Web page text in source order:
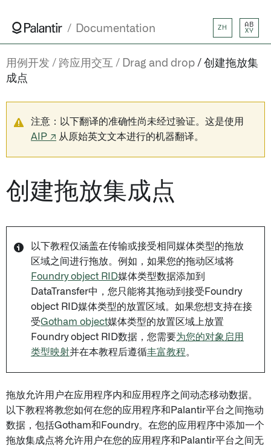
Documentation ZH
AB
XY
用例开发 跨应用交互 Drag and drop
创建拖放集
成点
注意：以下翻译的准确性尚未经过验证。这是使用
AIP ↗ 从原始英文文本进行的机器翻译。
创建拖放集成点
以下教程仅涵盖在传输或接受相同媒体类型的拖放
区域之间进行拖放。例如，如果您的拖动区域将
Foundry object RID媒体类型数据添加到
DataTransfer中，您只能将其拖动到接受Foundry
object RID媒体类型的放置区域。如果您想支持在接
受Gotham object媒体类型的放置区域上放置
Foundry object RID数据，您需要为您的对象启用
类型映射并在本教程后遵循丰富教程。
拖放允许用户在应用程序内和应用程序之间动态移动数据。
以下教程将教您如何在您的应用程序和Palantir平台之间拖动
数据，包括Gotham和Foundry。在您的应用程序中添加一个
拖放集成点将允许用户在您的应用程序和Palantir平台之间无